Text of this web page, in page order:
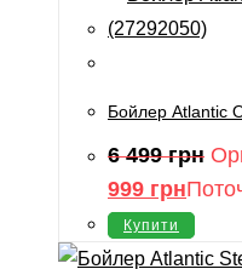
Бойлер Atlantic
6 499грн
999 грн
Купити